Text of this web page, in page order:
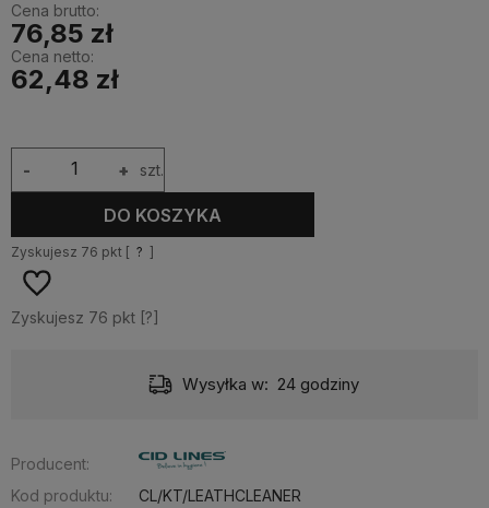
Cena brutto:
76,85 zł
Cena netto:
62,48 zł
+
- szt.
DO KOSZYKA
Zyskujesz 76 pkt [ ? ]
Zyskujesz 76 pkt [?]
Wysyłka w: 24 godziny
Producent:
Kod produktu:
CL/KT/LEATHCLEANER